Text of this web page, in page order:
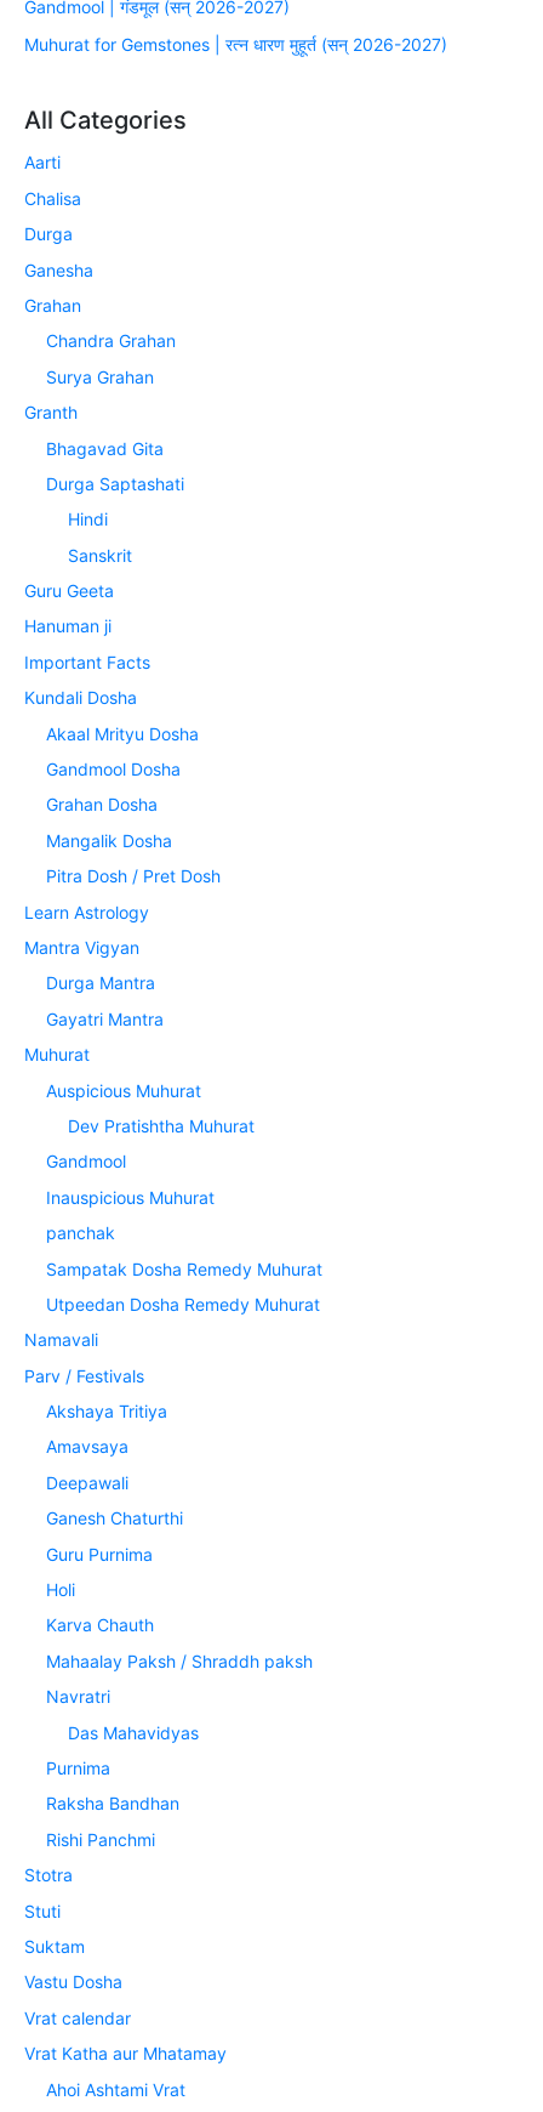
Gandmool | गंडमूल (सन् 2026-2027)
Muhurat for Gemstones | रत्न धारण मुहूर्त (सन् 2026-2027)
All Categories
Aarti
Chalisa
Durga
Ganesha
Grahan
Chandra Grahan
Surya Grahan
Granth
Bhagavad Gita
Durga Saptashati
Hindi
Sanskrit
Guru Geeta
Hanuman ji
Important Facts
Kundali Dosha
Akaal Mrityu Dosha
Gandmool Dosha
Grahan Dosha
Mangalik Dosha
Pitra Dosh / Pret Dosh
Learn Astrology
Mantra Vigyan
Durga Mantra
Gayatri Mantra
Muhurat
Auspicious Muhurat
Dev Pratishtha Muhurat
Gandmool
Inauspicious Muhurat
panchak
Sampatak Dosha Remedy Muhurat
Utpeedan Dosha Remedy Muhurat
Namavali
Parv / Festivals
Akshaya Tritiya
Amavsaya
Deepawali
Ganesh Chaturthi
Guru Purnima
Holi
Karva Chauth
Mahaalay Paksh / Shraddh paksh
Navratri
Das Mahavidyas
Purnima
Raksha Bandhan
Rishi Panchmi
Stotra
Stuti
Suktam
Vastu Dosha
Vrat calendar
Vrat Katha aur Mhatamay
Ahoi Ashtami Vrat